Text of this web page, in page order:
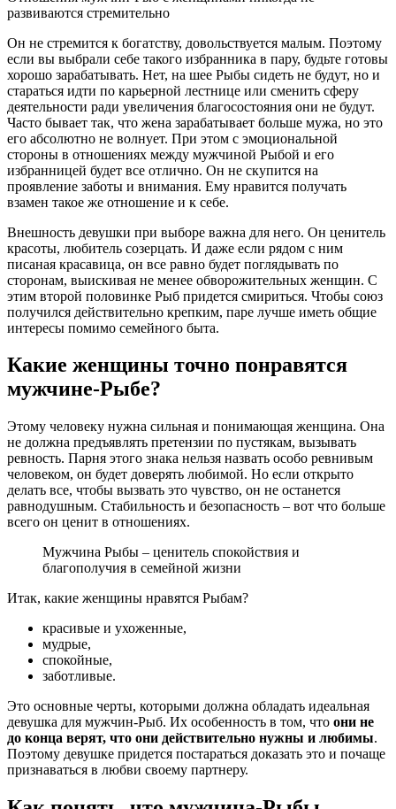
развиваются стремительно
Он не стремится к богатству, довольствуется малым. Поэтому
если вы выбрали себе такого избранника в пару, будьте готовы
хорошо зарабатывать. Нет, на шее Рыбы сидеть не будут, но и
стараться идти по карьерной лестнице или сменить сферу
деятельности ради увеличения благосостояния они не будут.
Часто бывает так, что жена зарабатывает больше мужа, но это
его абсолютно не волнует. При этом с эмоциональной
стороны в отношениях между мужчиной Рыбой и его
избранницей будет все отлично. Он не скупится на
проявление заботы и внимания. Ему нравится получать
взамен такое же отношение и к себе.
Внешность девушки при выборе важна для него. Он ценитель
красоты, любитель созерцать. И даже если рядом с ним
писаная красавица, он все равно будет поглядывать по
сторонам, выискивая не менее обворожительных женщин. С
этим второй половинке Рыб придется смириться. Чтобы союз
получился действительно крепким, паре лучше иметь общие
интересы помимо семейного быта.
Какие женщины точно понравятся
мужчине-Рыбе?
Этому человеку нужна сильная и понимающая женщина. Она
не должна предъявлять претензии по пустякам, вызывать
ревность. Парня этого знака нельзя назвать особо ревнивым
человеком, он будет доверять любимой. Но если открыто
делать все, чтобы вызвать это чувство, он не останется
равнодушным. Стабильность и безопасность – вот что больше
всего он ценит в отношениях.
Мужчина Рыбы – ценитель спокойствия и
благополучия в семейной жизни
Итак, какие женщины нравятся Рыбам?
красивые и ухоженные,
мудрые,
спокойные,
заботливые.
Это основные черты, которыми должна обладать идеальная
девушка для мужчин-Рыб. Их особенность в том, что они не
до конца верят, что они действительно нужны и любимы.
Поэтому девушке придется постараться доказать это и почаще
признаваться в любви своему партнеру.